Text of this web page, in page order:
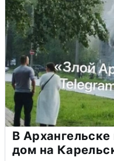
В
дом на